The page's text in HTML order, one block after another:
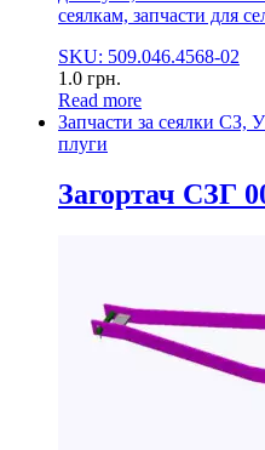
сеялкам, запчасти для
SKU: 509.046.4568-02
1.0 грн.
Read more
Запчасти за сеялки СЗ,
плуги
Загортач СЗГ